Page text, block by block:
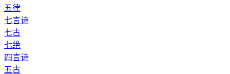
五律
七言诗
七古
七绝
四言诗
五古